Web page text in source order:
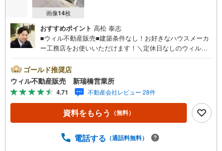
画像14枚
おすすめポイント 高松 泰志
■ウィル不動産販売■建築条件なし！お好きなハウスメーカ
ー工務店をお使いいただけます！＼定休日なしのウィルな
ます！＝＝＝＝＝＝＝＝＝＝＝＝＝お問い合わせは【室
内・現地を見学する】ボタンからくださいませ。東証上場
のウィルで安心取引！定休日無！平日特典あり！住宅ロー
ンもお任せ下さい！年間800組以上を担当する専門部署が、
あなたの住宅ローンをお手伝い！リフォーム・リノベも併
せて相談可能！お子様連れのご家族も落ち着いてお話がで
10:00-19:00】（年中無休）上記時間はお電話が繋がりやす
ゴールド推奨店
ウィル不動産販売 新瑞橋営業所
4.71 不動産会社レビュー 28件
資料をもらう （無料）
電話する （通話料無料）